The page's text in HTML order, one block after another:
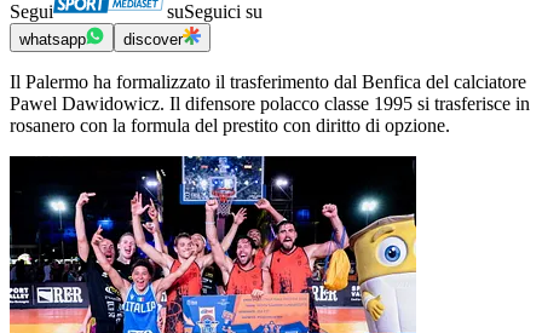
Segui suSeguici su
whatsapp discover
Il Palermo ha formalizzato il trasferimento dal Benfica del calciatore
Pawel Dawidowicz. Il difensore polacco classe 1995 si trasferisce in
rosanero con la formula del prestito con diritto di opzione.